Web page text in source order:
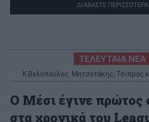
ΔΙΑΒΑΣΤΕ ΠΕΡΙΣΣΟΤΕΡΑ